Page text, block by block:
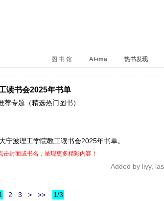
图 书 馆 AI-ima 热书发现
读书会2025年书单
专题（精选热门图书）
波理工学院教工读书会2025年书单。
击封面或书名，呈现更多精彩内容！
Added by liyy,
2 3 > >> 1/3